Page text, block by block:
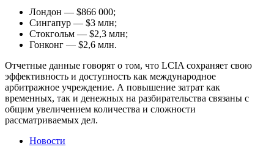
Лондон — $866 000;
Сингапур — $3 млн;
Стокгольм — $2,3 млн;
Гонконг — $2,6 млн.
Отчетные данные говорят о том, что LCIA сохраняет свою
эффективность и доступность как международное
арбитражное учреждение. А повышение затрат как
временных, так и денежных на разбирательства связаны с
общим увеличением количества и сложности
рассматриваемых дел.
Новости